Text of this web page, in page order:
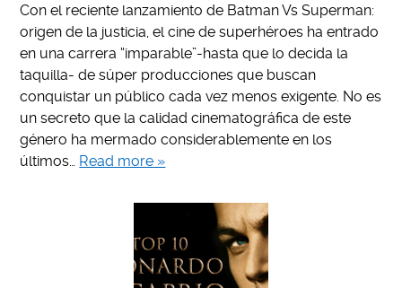
Con el reciente lanzamiento de Batman Vs Superman:
origen de la justicia, el cine de superhéroes ha entrado
en una carrera “imparable”-hasta que lo decida la
taquilla- de súper producciones que buscan
conquistar un público cada vez menos exigente. No es
un secreto que la calidad cinematográfica de este
género ha mermado considerablemente en los
últimos… Read more »